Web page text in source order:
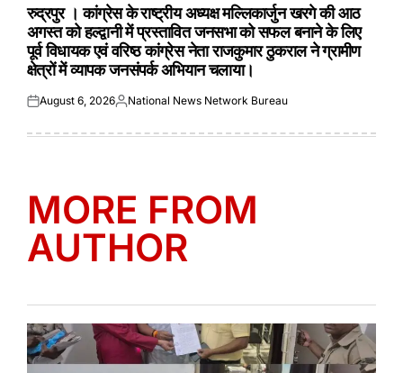
रुद्रपुर । कांग्रेस के राष्ट्रीय अध्यक्ष मल्लिकार्जुन खरगे की आठ
अगस्त को हल्द्वानी में प्रस्तावित जनसभा को सफल बनाने के लिए
पूर्व विधायक एवं वरिष्ठ कांग्रेस नेता राजकुमार ठुकराल ने ग्रामीण
क्षेत्रों में व्यापक जनसंपर्क अभियान चलाया।
Posted
August 6, 2026Posted
National News Network Bureau
MORE FROM
AUTHOR